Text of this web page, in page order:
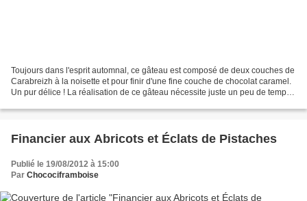
Toujours dans l'esprit automnal, ce gâteau est composé de deux couches de
Carabreizh à la noisette et pour finir d'une fine couche de chocolat caramel.
Un pur délice ! La réalisation de ce gâteau nécessite juste un peu de temps,
Financier aux Abricots et Éclats de Pistaches
Publié le 19/08/2012 à 15:00
Par Chocociframboise